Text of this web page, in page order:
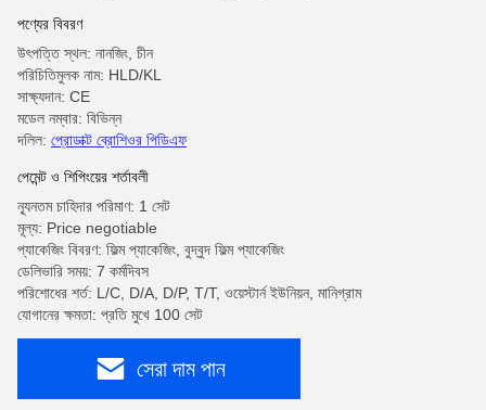
পণ্যের বিবরণ
উৎপত্তি স্থল: নানজিং, চীন
পরিচিতিমুলক নাম: HLD/KL
সাক্ষ্যদান: CE
মডেল নম্বার: বিভিন্ন
দলিল: প্রোডাক্ট ব্রোশিওর পিডিএফ
পেমেন্ট ও শিপিংয়ের শর্তাবলী
ন্যূনতম চাহিদার পরিমাণ: 1 সেট
মূল্য: Price negotiable
প্যাকেজিং বিবরণ: ফিল্ম প্যাকেজিং, বুদ্বুদ ফিল্ম প্যাকেজিং
ডেলিভারি সময়: 7 কর্মদিবস
পরিশোধের শর্ত: L/C, D/A, D/P, T/T, ওয়েস্টার্ন ইউনিয়ন, মানিগ্রাম
যোগানের ক্ষমতা: প্রতি মুখে 100 সেট
সেরা দাম পান